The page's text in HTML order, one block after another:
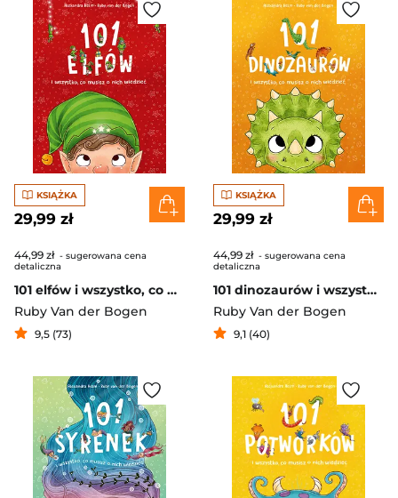
KSIĄŻKA
29,99 zł
44,99 zł - sugerowana cena
detaliczna
101 elfów i wszystko, co musisz o nich wiedzieć
Ruby Van der Bogen
9,5 (73)
KSIĄŻKA
29,99 zł
44,99 zł - sugerowana cena
detaliczna
101 dinozaurów i wszystko, co musisz o nich wiedzieć
Ruby Van der Bogen
9,1 (40)